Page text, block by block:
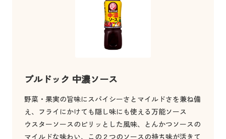
ブルドック 中濃ソース
野菜・果実の旨味にスパイシーさとマイルドさを兼ね備
え、フライにかけても隠し味にも使える万能ソース
ウスターソースのピリッとした風味、とんかつソースの
マイルドな味わい、この２つのソースの持ち味が活きて